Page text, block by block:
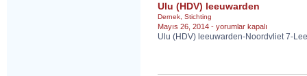
Ulu (HDV) leeuwarden
Dernek Stichting
Mayıs 26, 2014 - Ulu
(HDV)
yorumlar kapalı
Ulu (HDV) leeuwarden-Noordvliet 7-